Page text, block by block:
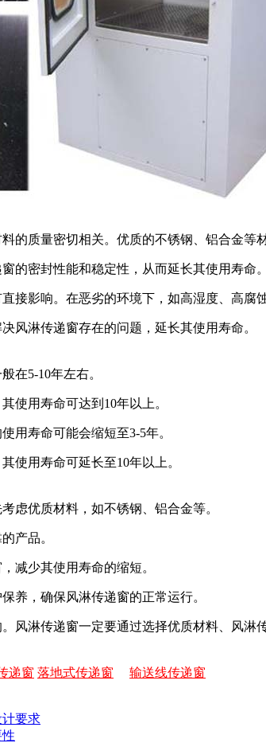
的质量密切相关。优质的不锈钢、铝合金等
的密封性能和稳定性，从而延长其使用寿命。
接影响。在恶劣的环境下，如高湿度、高腐
风淋传递窗存在的问题，延长其使用寿命。
在5-10年左右。
使用寿命可达到10年以上。
用寿命可能会缩短至3-5年。
使用寿命可延长至10年以上。
虑优质材料，如不锈钢、铝合金等。
产品。
减少其使用寿命的缩短。
养，确保风淋传递窗的正常运行。
风淋传递窗一定要通过选择优质材料、风
递窗 落地式传递窗 输送线传递窗
计要求